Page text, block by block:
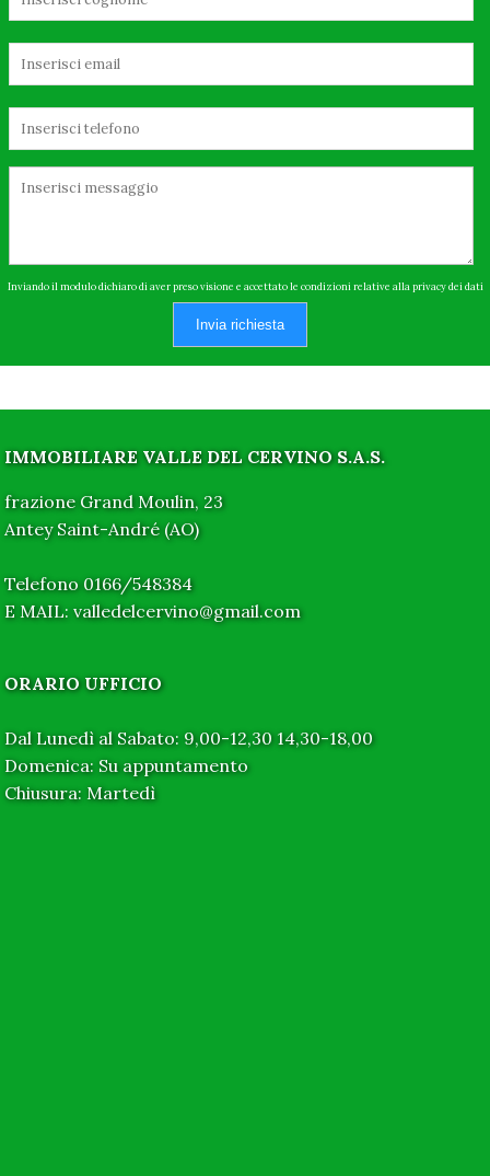
Inviando il modulo dichiaro di aver preso visione e accettato le condizioni relative alla privacy dei dati
Invia richiesta
IMMOBILIARE VALLE DEL CERVINO S.A.S.
frazione Grand Moulin, 23
Antey Saint-André (AO)
Telefono 0166/548384
E MAIL: valledelcervino@gmail.com
ORARIO UFFICIO
Dal Lunedì al Sabato: 9,00-12,30 14,30-18,00
Domenica: Su appuntamento
Chiusura: Martedì